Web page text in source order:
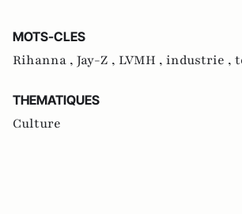
MOTS-CLES
Rihanna , Jay-Z , LVMH , industrie ,
THEMATIQUES
Culture